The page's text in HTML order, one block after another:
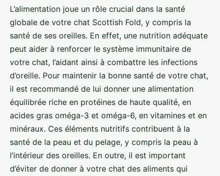
L’alimentation joue un rôle crucial dans la santé
globale de votre chat Scottish Fold, y compris la
santé de ses oreilles. En effet, une nutrition adéquate
peut aider à renforcer le système immunitaire de
votre chat, l’aidant ainsi à combattre les infections
d’oreille. Pour maintenir la bonne santé de votre chat,
il est recommandé de lui donner une alimentation
équilibrée riche en protéines de haute qualité, en
acides gras oméga-3 et oméga-6, en vitamines et en
minéraux. Ces éléments nutritifs contribuent à la
santé de la peau et du pelage, y compris la peau à
l’intérieur des oreilles. En outre, il est important
d’éviter de donner à votre chat des aliments qui